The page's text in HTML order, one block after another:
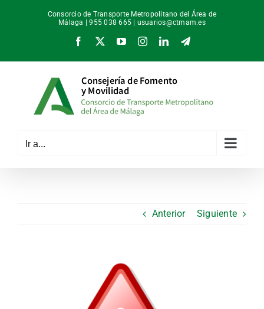
Consorcio de Transporte Metropolitano del Área de
Málaga | 955 038 665 | usuarios@ctmam.es
Facebook
X YouTubeInstagramLinkedInTelegram
Ir a...
Anterior Siguiente